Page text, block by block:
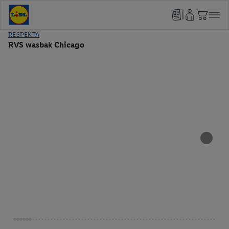
RESPEKTA
RVS wasbak Chicago